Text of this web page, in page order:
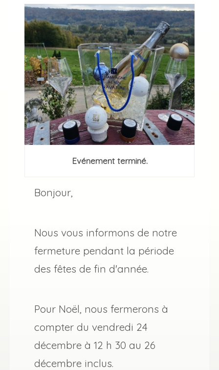
Evénement terminé.
Bonjour,
Nous vous informons de notre
fermeture pendant la période
des fêtes de fin d'année.
Pour Noël, nous fermerons à
compter du vendredi 24
décembre à 12 h 30 au 26
décembre inclus.